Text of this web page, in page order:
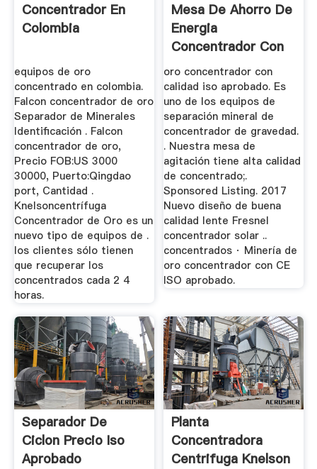
Concentrador En
Colombia
equipos de oro
concentrado en colombia.
Falcon concentrador de oro
Separador de Minerales
Identificación . Falcon
concentrador de oro,
Precio FOB:US 3000
30000, Puerto:Qingdao
port, Cantidad .
Knelsoncentrífuga
Concentrador de Oro es un
nuevo tipo de equipos de .
los clientes sólo tienen
que recuperar los
concentrados cada 2 4
horas.
Mesa De Ahorro De
Energia
Concentrador Con
Certificado Iso
oro concentrador con
calidad iso aprobado. Es
uno de los equipos de
separación mineral de
concentrador de gravedad.
. Nuestra mesa de
agitación tiene alta calidad
de concentrado;.
Sponsored Listing. 2017
Nuevo diseño de buena
calidad lente Fresnel
concentrador solar ..
concentrados · Minería de
oro concentrador con CE
ISO aprobado.
Separador De
Ciclon Precio Iso
Aprobado
Planta
Concentradora
Centrifuga Knelson